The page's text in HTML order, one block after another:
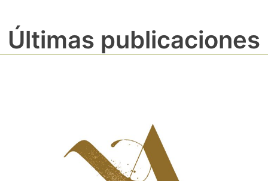
Últimas publicaciones